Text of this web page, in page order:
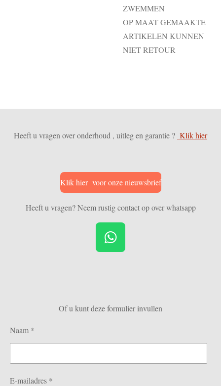
ZWEMMEN
OP MAAT GEMAAKTE
ARTIKELEN KUNNEN
NIET RETOUR
Heeft u vragen over onderhoud , uitleg en garantie ? Klik hier
Klik hier voor onze nieuwsbrief
Heeft u vragen? Neem rustig contact op over whatsapp
W
h
A
p
Of u kunt deze formulier invullen
Naam *
E-mailadres *